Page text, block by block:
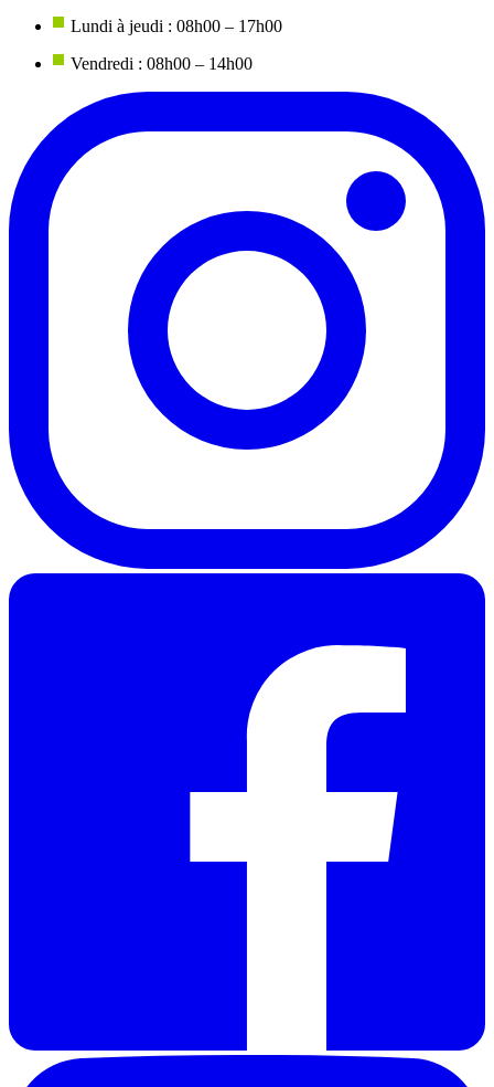
Lundi à jeudi : 08h00 – 17h00
Vendredi : 08h00 – 14h00